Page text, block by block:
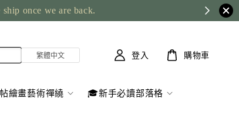
once we are back.
繪畫藝術禪繞 🎓新手必讀部落格
登入 購物車